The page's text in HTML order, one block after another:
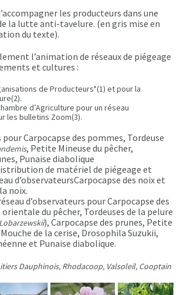
les producteurs dans une
la lutte anti-tavelure. (en gris mise en
du texte).
l’animation de réseaux de piégeage
et cultures :
de Producteurs*(1) et pour la
d’Agriculture pour un réseau
les bulletins Zoom(3).
Carpocapse des pommes, Tordeuse
, Petite Mineuse du pêcher,
Punaise diabolique
de matériel de piégeage et
d’observateursCarpocapse des noix et
noix.
d’observateurs pour Carpocapse des
du pêcher, Tordeuses de la pelure
), Carpocapse des prunes, Petite
de la cerise, Drosophila Suzukii,
et Punaise diabolique.
Dauphinois, Rhodacoop, Valsoleil, Cooptain